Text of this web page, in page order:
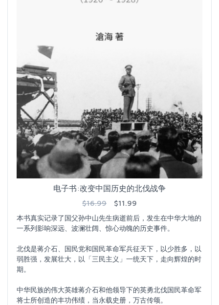
电子书:改变中国历史的北伐战争
$16.99
$11.99
本书真实记录了国父孙中山先生病逝前后，发生在中华大地的
一系列影响深远、波澜壮阔、惊心动魄的历史事件。
北伐是蒋介石、国民党和国民革命军兵征天下，以少胜多，以
弱胜强，发展壮大，以「三民主义」一统天下，走向辉煌的时
期。
中华民族的伟大英雄蒋介石和他领导下的英勇北伐国民革命军
将士所创造的丰功伟绩，当永载史册，万古传颂。